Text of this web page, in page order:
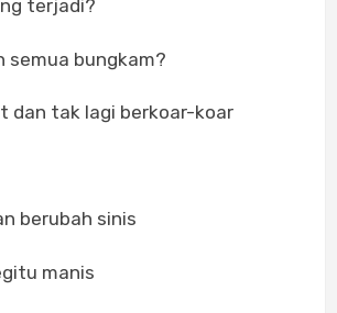
terjadi?
semua bungkam?
dan tak lagi berkoar-koar
berubah sinis
manis